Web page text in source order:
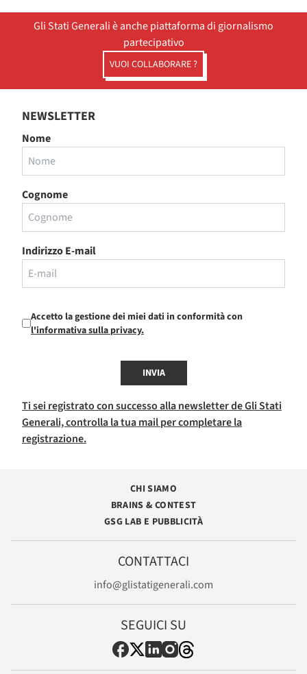
Gli Stati Generali è anche piattaforma di giornalismo
partecipativo
VUOI COLLABORARE ?
NEWSLETTER
Nome
Cognome
Indirizzo E-mail
Accetto la gestione dei miei dati in conformità con
l'informativa sulla privacy.
INVIA
Ti sei registrato con successo alla newsletter de Gli Stati
Generali, controlla la tua mail per completare la
registrazione.
CHI SIAMO
BRAINS & CONTEST
GSG LAB E PUBBLICITÀ
CONTATTACI
info@glistatigenerali.com
SEGUICI SU